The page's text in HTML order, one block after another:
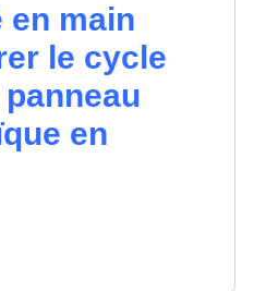
en main
le cycle
panneau
en